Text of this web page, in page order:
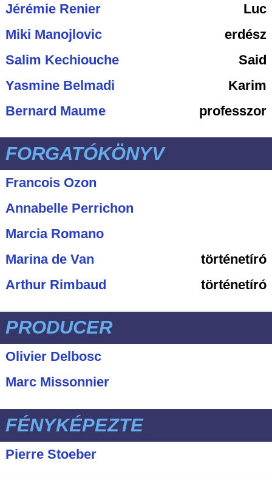
Jérémie Renier
Luc
Miki Manojlovic
erdész
Salim Kechiouche
Said
Yasmine Belmadi
Karim
Bernard Maume
professzor
FORGATÓKÖNYV
Francois Ozon
Annabelle Perrichon
Marcia Romano
Marina de Van
történetíró
Arthur Rimbaud
történetíró
PRODUCER
Olivier Delbosc
Marc Missonnier
FÉNYKÉPEZTE
Pierre Stoeber